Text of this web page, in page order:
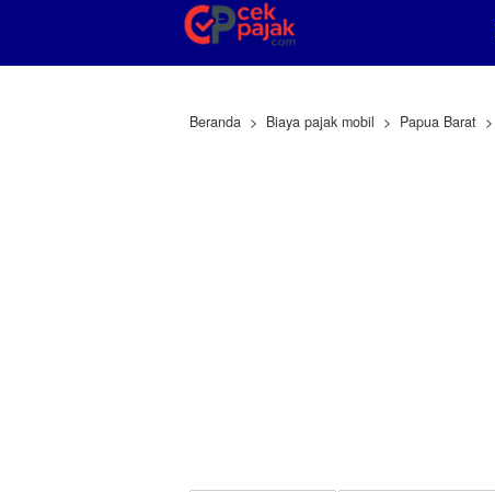
Beranda Biaya pajak mobil Papua Barat